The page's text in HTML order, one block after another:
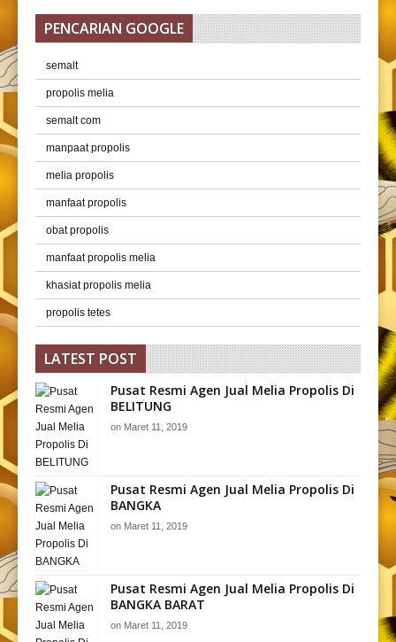
PENCARIAN GOOGLE
semalt
propolis melia
semalt com
manpaat propolis
melia propolis
manfaat propolis
obat propolis
manfaat propolis melia
khasiat propolis melia
propolis tetes
LATEST POST
Pusat Resmi Agen Jual Melia Propolis Di
BELITUNG
on Maret 11, 2019
Pusat Resmi Agen Jual Melia Propolis Di
BANGKA
on Maret 11, 2019
Pusat Resmi Agen Jual Melia Propolis Di
BANGKA BARAT
on Maret 11, 2019